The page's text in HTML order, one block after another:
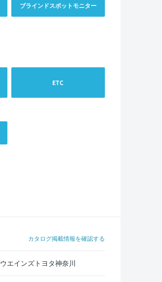
ブラインドスポットモニター
ETC
カタログ掲載情報を確認する
ウエインズトヨタ神奈川